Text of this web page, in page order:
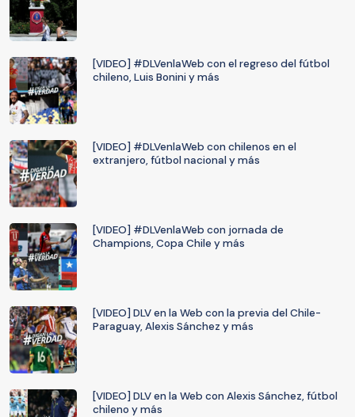
[VIDEO] #DLVenlaWeb con el regreso del fútbol
chileno, Luis Bonini y más
[VIDEO] #DLVenlaWeb con chilenos en el
extranjero, fútbol nacional y más
[VIDEO] #DLVenlaWeb con jornada de
Champions, Copa Chile y más
[VIDEO] DLV en la Web con la previa del Chile-
Paraguay, Alexis Sánchez y más
[VIDEO] DLV en la Web con Alexis Sánchez, fútbol
chileno y más